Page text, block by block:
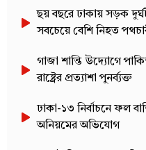
ছয় বছরে ঢাকায় সড়ক
সবচেয়ে বেশি নিহত
গাজা শান্তি উদ্যোগে
রাষ্ট্রের প্রত্যাশা পুনর্ব্যক্ত
ঢাকা-১৩ নির্বাচনে ফল
অনিয়মের অভিযোগ